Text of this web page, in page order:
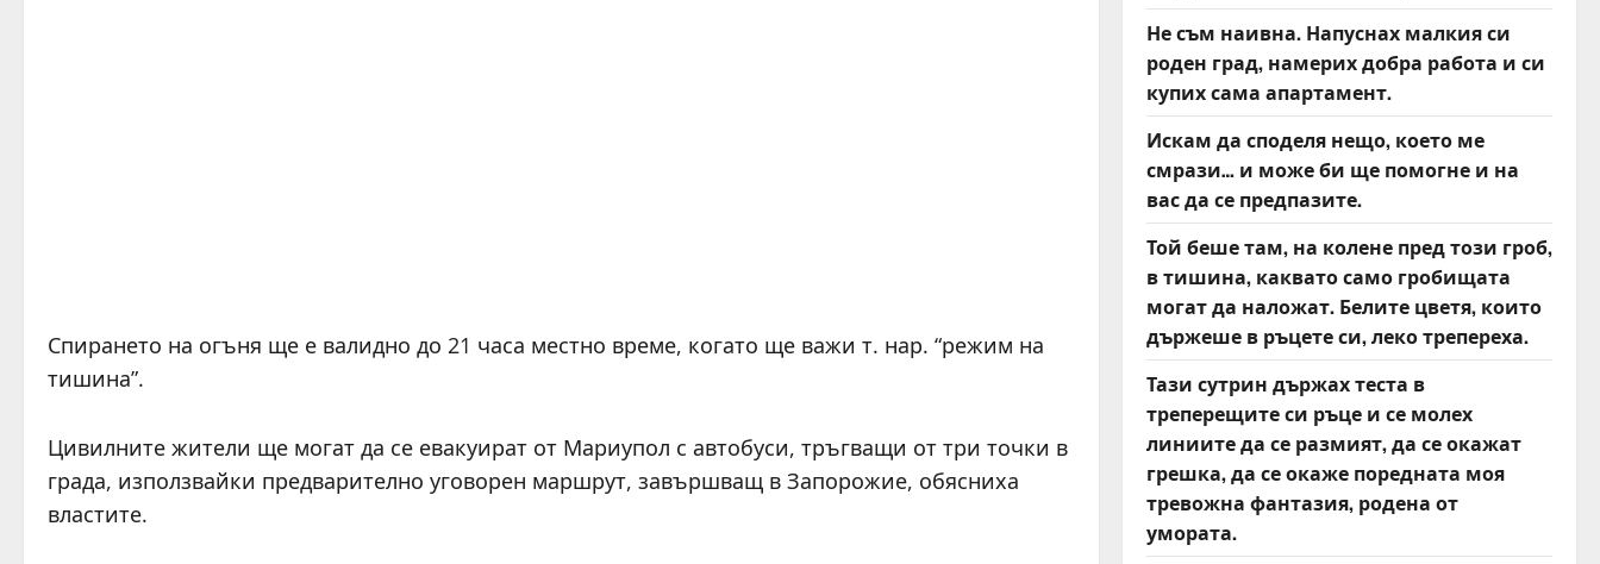
Спирането на огъня ще е валидно до 21 часа местно време, когато ще важи т. нар. “режим на
тишина”.
Цивилните жители ще могат да се евакуират от Мариупол с автобуси, тръгващи от три точки в
града, използвайки предварително уговорен маршрут, завършващ в Запорожие, обясниха
властите.
Не съм наивна. Напуснах малкия си
роден град, намерих добра работа и си
купих сама апартамент.
Искам да споделя нещо, което ме
смрази… и може би ще помогне и на
вас да се предпазите.
Той беше там, на колене пред този гроб,
в тишина, каквато само гробищата
могат да наложат. Белите цветя, които
държеше в ръцете си, леко трепереха.
Тази сутрин държах теста в
треперещите си ръце и се молех
линиите да се размият, да се окажат
грешка, да се окаже поредната моя
тревожна фантазия, родена от
умората.